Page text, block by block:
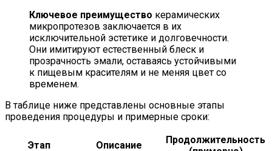
Ключевое преимущество керамических
микропротезов заключается в их
исключительной эстетике и долговечности.
Они имитируют естественный блеск и
прозрачность эмали, оставаясь устойчивыми
к пищевым красителям и не меняя цвет со
временем.
В таблице ниже представлены основные этапы
проведения процедуры и примерные сроки:
Этап Описание
Продолжительность